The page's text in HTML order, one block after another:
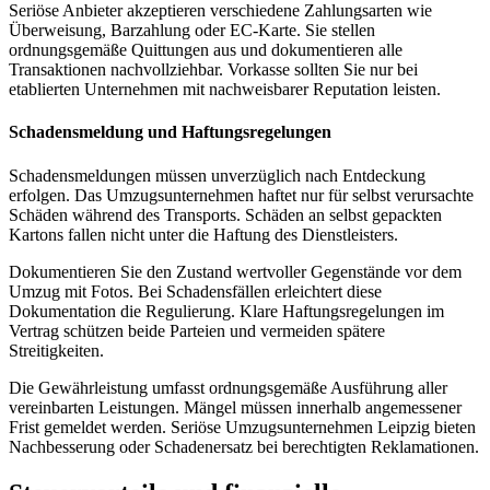
Seriöse Anbieter akzeptieren verschiedene Zahlungsarten wie
Überweisung, Barzahlung oder EC-Karte. Sie stellen
ordnungsgemäße Quittungen aus und dokumentieren alle
Transaktionen nachvollziehbar. Vorkasse sollten Sie nur bei
etablierten Unternehmen mit nachweisbarer Reputation leisten.
Schadensmeldung und Haftungsregelungen
Schadensmeldungen müssen unverzüglich nach Entdeckung
erfolgen. Das Umzugsunternehmen haftet nur für selbst verursachte
Schäden während des Transports. Schäden an selbst gepackten
Kartons fallen nicht unter die Haftung des Dienstleisters.
Dokumentieren Sie den Zustand wertvoller Gegenstände vor dem
Umzug mit Fotos. Bei Schadensfällen erleichtert diese
Dokumentation die Regulierung. Klare Haftungsregelungen im
Vertrag schützen beide Parteien und vermeiden spätere
Streitigkeiten.
Die Gewährleistung umfasst ordnungsgemäße Ausführung aller
vereinbarten Leistungen. Mängel müssen innerhalb angemessener
Frist gemeldet werden. Seriöse Umzugsunternehmen Leipzig bieten
Nachbesserung oder Schadenersatz bei berechtigten Reklamationen.